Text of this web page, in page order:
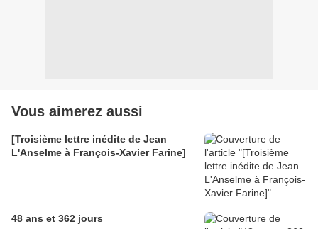
Vous aimerez aussi
[Troisième lettre inédite de Jean
L'Anselme à François-Xavier Farine]
48 ans et 362 jours